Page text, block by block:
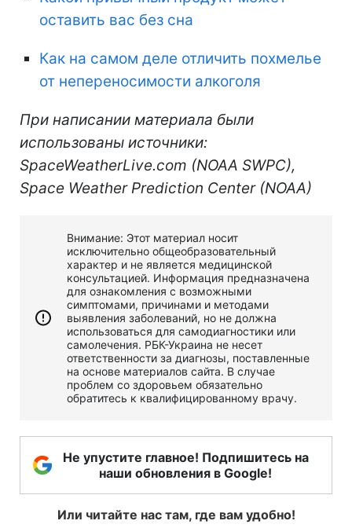
оставить вас без сна
Как на самом деле отличить похмелье
от непереносимости алкоголя
При написании материала были
использованы источники:
SpaceWeatherLive.com (NOAA SWPC),
Space Weather Prediction Center (NOAA)
Внимание: Этот материал носит
исключительно общеобразовательный
характер и не является медицинской
консультацией. Информация предназначена
для ознакомления с возможными
симптомами, причинами и методами
выявления заболеваний, но не должна
использоваться для самодиагностики или
самолечения. РБК-Украина не несет
ответственности за диагнозы, поставленные
на основе материалов сайта. В случае
проблем со здоровьем обязательно
обратитесь к квалифицированному врачу.
Не упустите главное! Подпишитесь на
наши обновления в Google!
Или читайте нас там, где вам удобно!